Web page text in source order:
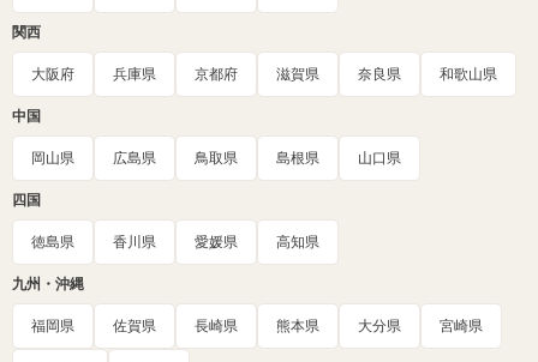
関西
大阪府 兵庫県 京都府 滋賀県 奈良県 和歌山県
中国
岡山県 広島県 鳥取県 島根県 山口県
四国
徳島県 香川県 愛媛県 高知県
九州・沖縄
福岡県 佐賀県 長崎県 熊本県 大分県 宮崎県